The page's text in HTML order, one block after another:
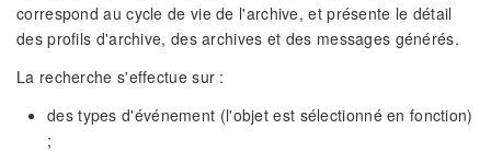
correspond au cycle de vie de l'archive, et présente le détail
des profils d'archive, des archives et des messages générés.
La recherche s'effectue sur :
des types d'événement (l'objet est sélectionné en fonction)
;